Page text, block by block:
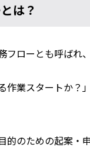
は？
フローとも呼ばれ
作業スタートか？
的のための起案・